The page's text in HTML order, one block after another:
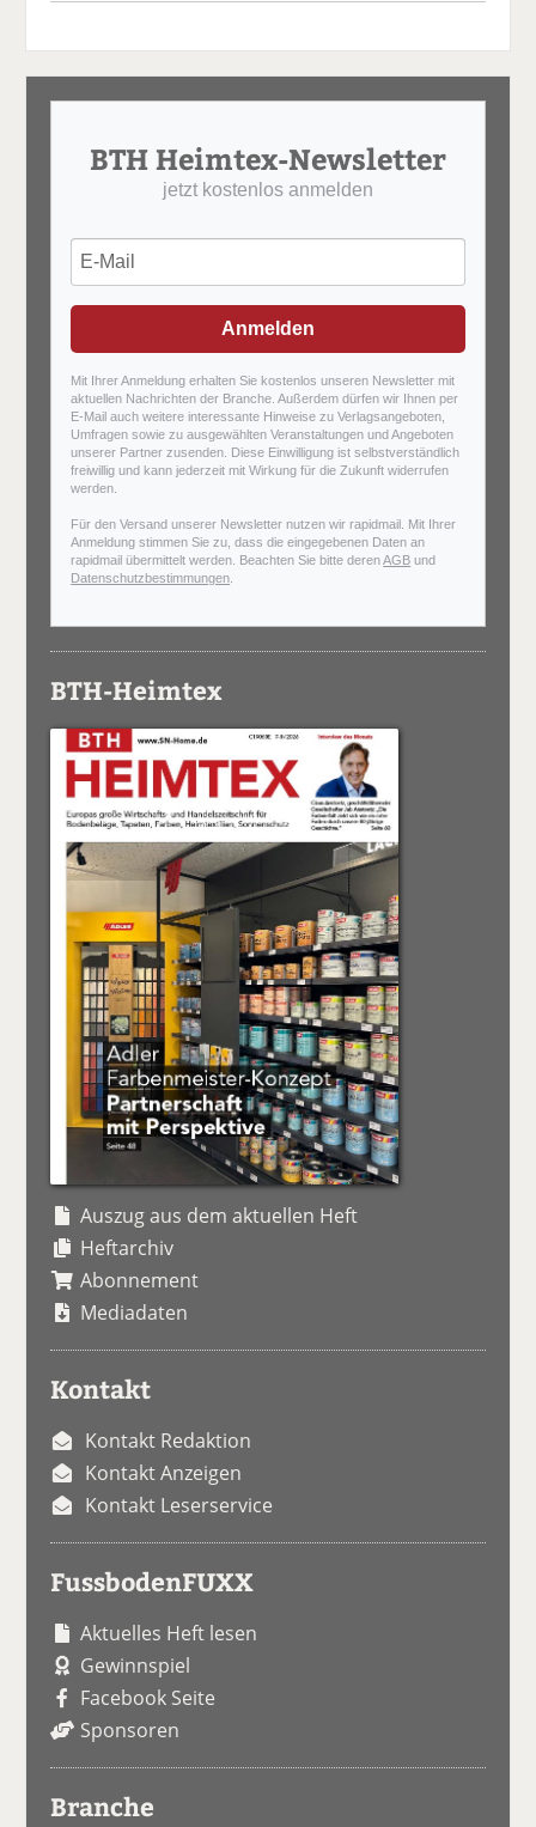
BTH Heimtex-Newsletter
jetzt kostenlos anmelden
Anmelden
Mit Ihrer Anmeldung erhalten Sie kostenlos unseren Newsletter mit
aktuellen Nachrichten der Branche. Außerdem dürfen wir Ihnen per
E-Mail auch weitere interessante Hinweise zu Verlagsangeboten,
Umfragen sowie zu ausgewählten Veranstaltungen und Angeboten
unserer Partner zusenden. Diese Einwilligung ist selbstverständlich
freiwillig und kann jederzeit mit Wirkung für die Zukunft widerrufen
werden.
Für den Versand unserer Newsletter nutzen wir rapidmail. Mit Ihrer
Anmeldung stimmen Sie zu, dass die eingegebenen Daten an
rapidmail übermittelt werden. Beachten Sie bitte derenAGB und
Datenschutzbestimmungen
BTH-Heimtex
Auszug aus dem aktuellen Heft
Heftarchiv
Abonnement
Mediadaten
Kontakt
Kontakt Redaktion
Kontakt Anzeigen
Kontakt Leserservice
FussbodenFUXX
Aktuelles Heft lesen
Gewinnspiel
Facebook Seite
Sponsoren
Branche